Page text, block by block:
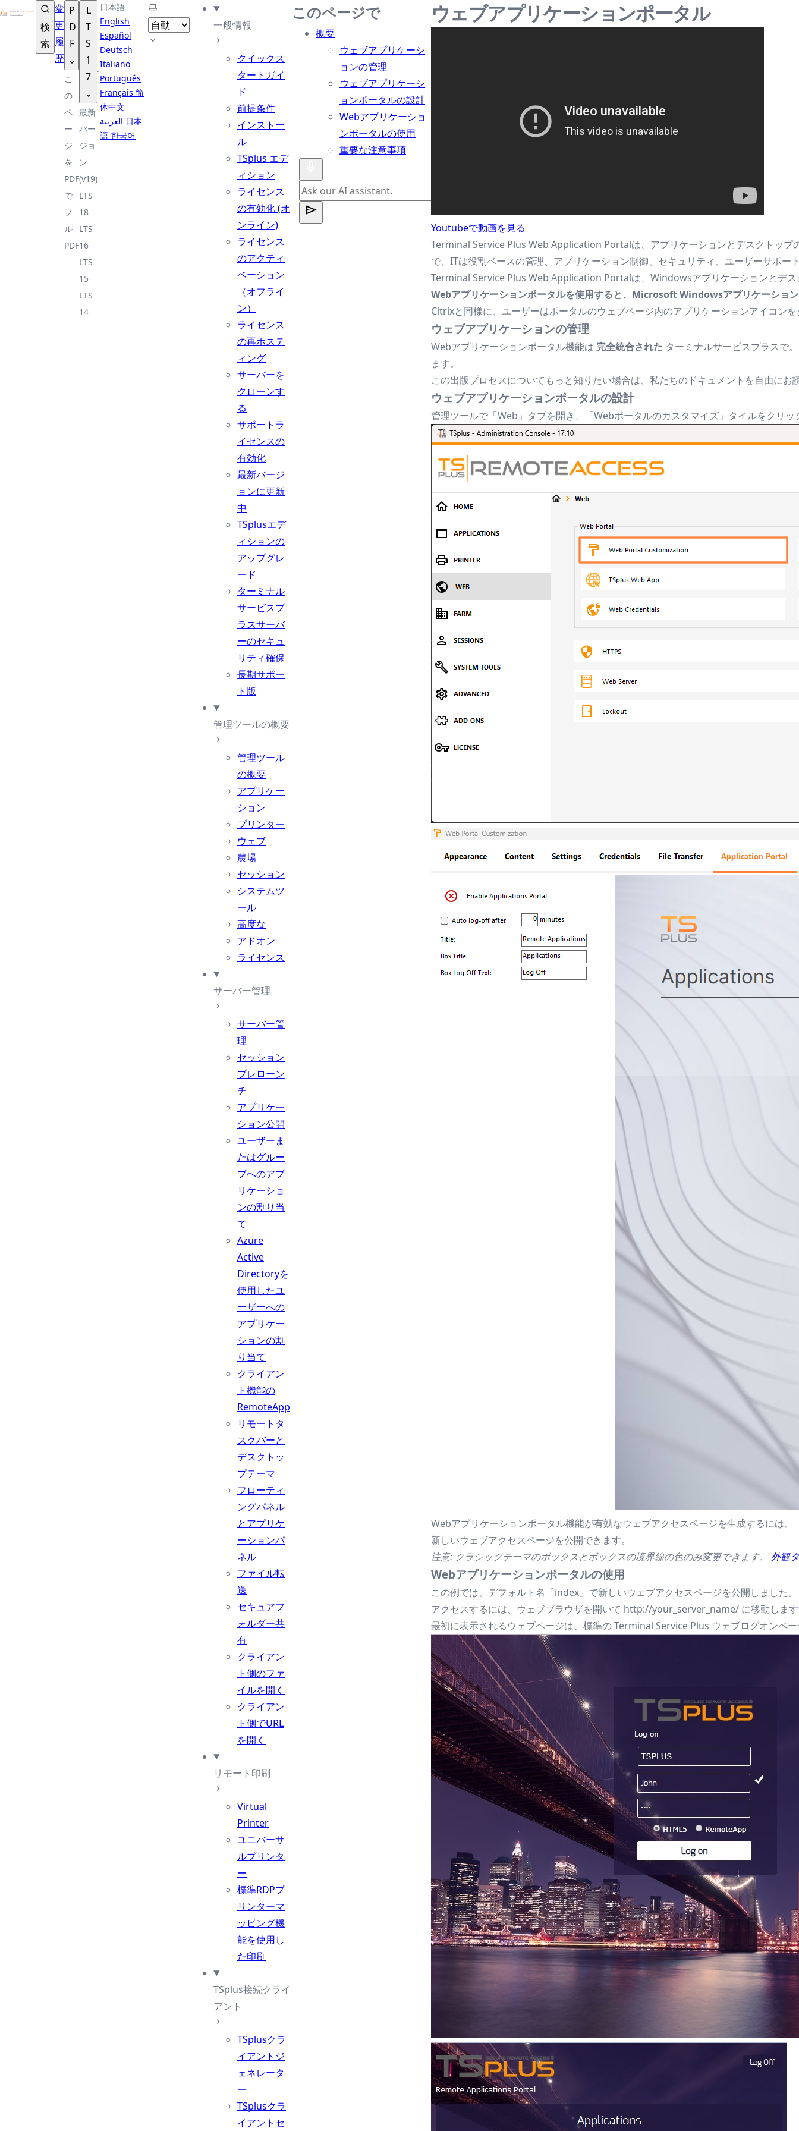
TSplus ドキュメンテーション ®
検
索
変
更
履
歴
P
D
F
こ
の
ペ
ー
ジ
を
PDF
で
フ
ル
PDF
L
T
S
1
7
最新
バー
ジョ
ン
(v19)
LTS
18
LTS
16
LTS
15
LTS
14
日本語
English
Español
Deutsch
Italiano
Português
Français简
体中文
日本
語 한국어
テーマを選択
一般情報
クイックス
タートガイ
ド
前提条件
インストー
ル
TSplus エデ
ィション
ライセンス
の有効化 (オ
ンライン)
ライセンス
のアクティ
ベーション
（オフライ
ン）
ライセンス
の再ホステ
ィング
サーバーを
クローンす
る
サポートラ
イセンスの
有効化
最新バージ
ョンに更新
中
TSplusエデ
ィションの
アップグレ
ード
ターミナル
サービスプ
ラスサーバ
ーのセキュ
リティ確保
長期サポー
ト版
管理ツールの概要
管理ツール
の概要
アプリケー
ション
プリンター
ウェブ
農場
セッション
システムツ
ール
高度な
アドオン
ライセンス
サーバー管理
サーバー管
理
セッション
プレローン
チ
アプリケー
ション公開
ユーザーま
たはグルー
プへのアプ
リケーショ
ンの割り当
て
Azure
Active
Directoryを
使用したユ
ーザーへの
アプリケー
ションの割
り当て
クライアン
ト機能の
RemoteApp
リモートタ
スクバーと
デスクトッ
プテーマ
フローティ
ングパネル
とアプリケ
ーションパ
ネル
ファイル転
送
セキュアフ
ォルダー共
有
クライアン
ト側のファ
イルを開く
クライアン
ト側でURL
を開く
リモート印刷
Virtual
Printer
ユニバーサ
ルプリンタ
ー
標準RDPプ
リンターマ
ッピング機
能を使用し
た印刷
TSplus接続クライ
アント
TSplusクラ
イアントジ
ェネレータ
ー
TSplusクラ
イアントセ
このページで
概要
ウェブアプリケーシ
ョンの管理
ウェブアプリケーシ
ョンポータルの設計
Webアプリケーショ
ンポータルの使用
重要な注意事項
ウェブアプリケーションポータル
Youtubeで動画を見る
Terminal Service Plus Web Application Portalは、アプリケーションとデスクトップ
で、ITは役割ベースの管理、アプリケーション制御、セキュリティ、ユーザーサポ
Terminal Service Plus Web Application Portalは、Windowsアプリケーションとデ
Webアプリケーションポータルを使用すると、Microsoft Windowsアプリケーショ
Citrixと同様に、ユーザーはポータルのウェブページ内のアプリケーションアイコン
ウェブアプリケーションの管理
Webアプリケーションポータル機能は 完全統合された ターミナルサービスプラスで
ます。
この出版プロセスについてもっと知りたい場合は、私たちのドキュメントを自由にお
ウェブアプリケーションポータルの設計
管理ツールで「Web」タブを開き、「Webポータルのカスタマイズ」タイルをクリ
Webアプリケーションポータル機能が有効なウェブアクセスページを生成するには、
新しいウェブアクセスページを公開できます。
注意: クラシックテーマのボックスとボックスの境界線の色のみ変更できます。 外観
Webアプリケーションポータルの使用
この例では、デフォルト名「index」で新しいウェブアクセスページを公開しました。
アクセスするには、ウェブブラウザを開いて http://your_server_name/ に移動しま
最初に表示されるウェブページは、標準の Terminal Service Plus ウェブログオンペ